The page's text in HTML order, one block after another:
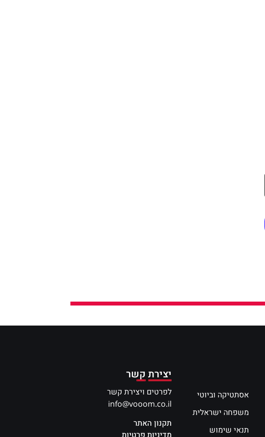
אסתטיקה וביוטי
משפחה ישראלית
תנאי שימוש
יצירת קשר
לפרטים ויצירת קשר
info@vooom.co.il
תקנון האתר